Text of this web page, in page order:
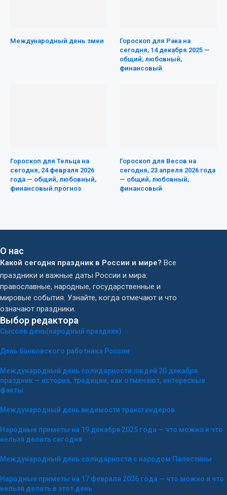
Международный день змеи
Гороскоп для Рака на
сегодня, 14 декабря 2025 —
общий, любовный,
финансовый
Гороскоп для Тельца на
сегодня, 24 февраля 2026
года — общий, любовный,
финансовый прогноз
Гороскоп для Весов на
сегодня, 23 апреля 2026 года
— общий, любовный,
финансовый
О нас
Какой сегодня праздник в России и мире? Все
праздники и важные даты России и мира:
православные, народные, государственные и
мировые события. Узнайте, когда отмечают и что
означают праздники.
Выбор редактора
Сысоев день(народный праздник)
День банковского работника России
Международный день солидарности людей 20 декабря
праздник — история, традиции, как отмечают, интересные
факты
Международный день видимости трансгендеров
Народные приметы на 19 декабря 2025 года — что можно и что
нельзя делать сегодня
Международный день солидарности с народом Палестины
Народные приметы на 17 февраля 2026 года — что можно и что
нельзя делать в этот день